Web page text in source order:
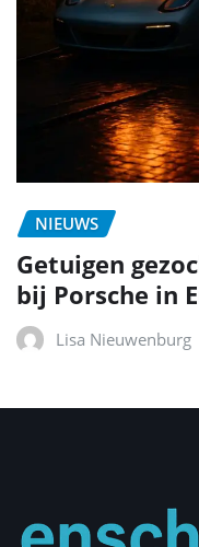
NIEUWS
Getuigen
bij Porsche in
Lisa Nieuwenburg